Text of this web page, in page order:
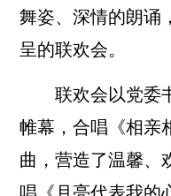
舞姿、深情的朗诵
呈的联欢会。
联欢会以党委
帷幕，合唱 《相亲
曲，营造了温馨、